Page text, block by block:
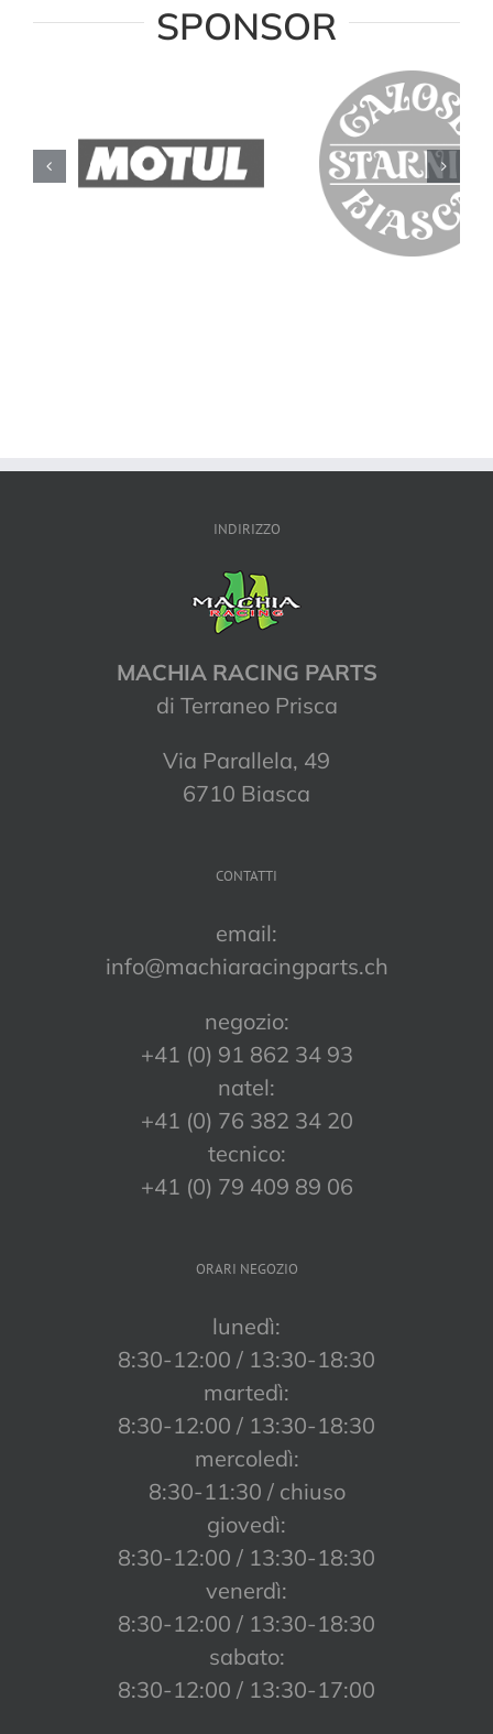
SPONSOR
INDIRIZZO
MACHIA RACING PARTS
di Terraneo Prisca
Via Parallela, 49
6710 Biasca
CONTATTI
email:
info@machiaracingparts.ch
negozio:
+41 (0) 91 862 34 93
natel:
+41 (0) 76 382 34 20
tecnico:
+41 (0) 79 409 89 06
ORARI NEGOZIO
lunedì:
8:30-12:00 / 13:30-18:30
martedì:
8:30-12:00 / 13:30-18:30
mercoledì:
8:30-11:30 / chiuso
giovedì:
8:30-12:00 / 13:30-18:30
venerdì:
8:30-12:00 / 13:30-18:30
sabato:
8:30-12:00 / 13:30-17:00